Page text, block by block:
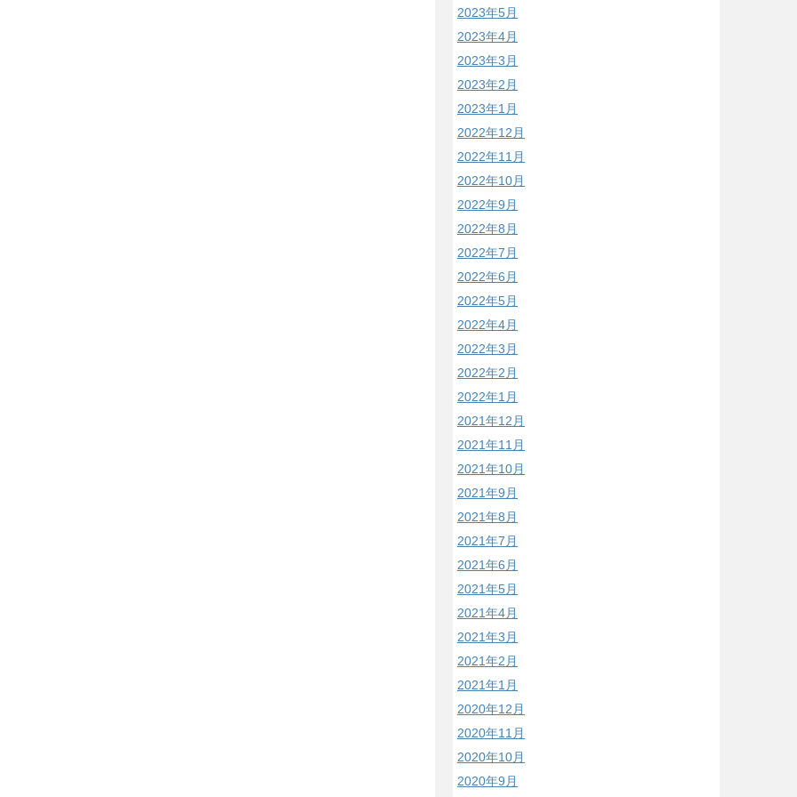
2023年5月
2023年4月
2023年3月
2023年2月
2023年1月
2022年12月
2022年11月
2022年10月
2022年9月
2022年8月
2022年7月
2022年6月
2022年5月
2022年4月
2022年3月
2022年2月
2022年1月
2021年12月
2021年11月
2021年10月
2021年9月
2021年8月
2021年7月
2021年6月
2021年5月
2021年4月
2021年3月
2021年2月
2021年1月
2020年12月
2020年11月
2020年10月
2020年9月